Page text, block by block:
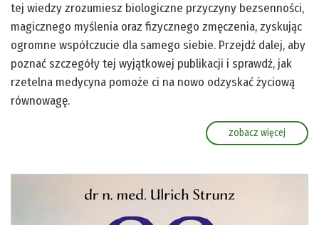
tej wiedzy zrozumiesz biologiczne przyczyny bezsenności,
magicznego myślenia oraz fizycznego zmęczenia, zyskując
ogromne współczucie dla samego siebie. Przejdź dalej, aby
poznać szczegóły tej wyjątkowej publikacji i sprawdź, jak
rzetelna medycyna pomoże ci na nowo odzyskać życiową
równowagę.
zobacz więcej